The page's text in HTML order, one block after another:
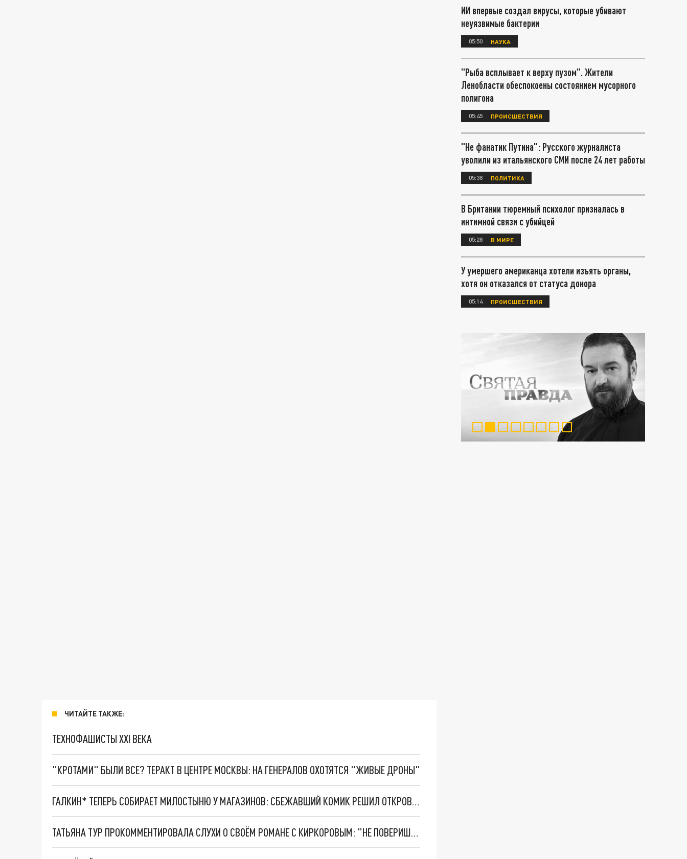
ЧИТАЙТЕ ТАКЖЕ:
ТЕХНОФАШИСТЫ XXI ВЕКА
"КРОТАМИ" БЫЛИ ВСЕ? ТЕРАКТ В ЦЕНТРЕ МОСКВЫ: НА ГЕНЕРАЛОВ ОХОТЯТСЯ "ЖИВЫЕ ДРОНЫ"
ГАЛКИН* ТЕПЕРЬ СОБИРАЕТ МИЛОСТЫНЮ У МАГАЗИНОВ: СБЕЖАВШИЙ КОМИК РЕШИЛ ОТКРОВЕННО ПРИЗНАТЬСЯ
ТАТЬЯНА ТУР ПРОКОММЕНТИРОВАЛА СЛУХИ О СВОЁМ РОМАНЕ С КИРКОРОВЫМ: "НЕ ПОВЕРИШЬ!"
ИИ впервые создал вирусы, которые убивают
неуязвимые бактерии
05:50 НАУКА
"Рыба всплывает к верху пузом". Жители
Ленобласти обеспокоены состоянием мусорного
полигона
05:45 ПРОИСШЕСТВИЯ
"Не фанатик Путина": Русского журналиста
уволили из итальянского СМИ после 24 лет работы
05:38 ПОЛИТИКА
В Британии тюремный психолог призналась в
интимной связи с убийцей
05:28 В МИРЕ
У умершего американца хотели изъять органы,
хотя он отказался от статуса донора
05:14 ПРОИСШЕСТВИЯ